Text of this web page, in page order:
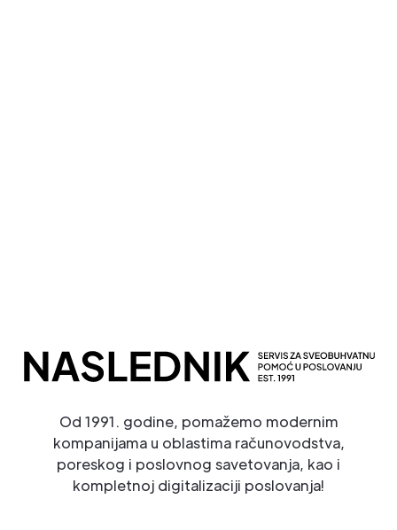
Od 1991. godine, pomažemo modernim
kompanijama u oblastima računovodstva,
poreskog i poslovnog savetovanja, kao i
kompletnoj digitalizaciji poslovanja!